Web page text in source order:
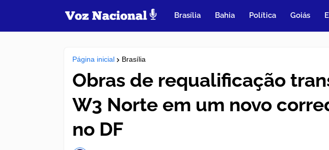
Brasília Bahia Política Goiás
Página inicial Brasília
Obras de requalificação
W3 Norte em um novo
no DF